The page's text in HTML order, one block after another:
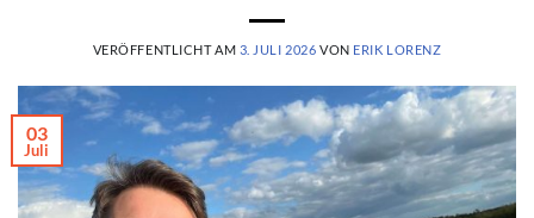
VERÖFFENTLICHT AM 3. JULI 2026 VON ERIK LORENZ
03
Juli